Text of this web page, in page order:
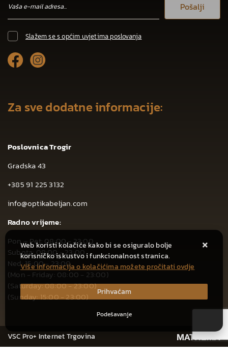
Pošalji
Slažem se s općim uvjetima poslovanja
Za sve dodatne informacije:
Poslovnica Trogir
Gradska 43
+385 91 225 3132
info@optikabeljan.com
Radno vrijeme:
Pon – Pet: 08:00 - 23:00
Subota: 08:00 - 23:00
Ned: 15:00 - 23:00
(Mon - Friday: 08:00 - 23:00)
(Saturday: 08:00 - 23:00)
(Sunday: 15:00 - 23:00)
VSC Pro+ Internet Trgovina
Web koristi kolačiće kako bi se osiguralo bolje
korisničko iskustvo i funkcionalnost stranica.
Više informacija o kolačićima možete pročitati ovdje
Prihvaćam
Podešavanje